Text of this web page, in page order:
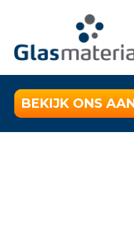
BEKIJK ONS